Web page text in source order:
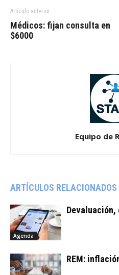
Artículo anterior
Médicos: fijan consulta en
$6000
Equipo de
ARTÍCULOS RELACIONADOS
Agenda
Devaluación,
REM: